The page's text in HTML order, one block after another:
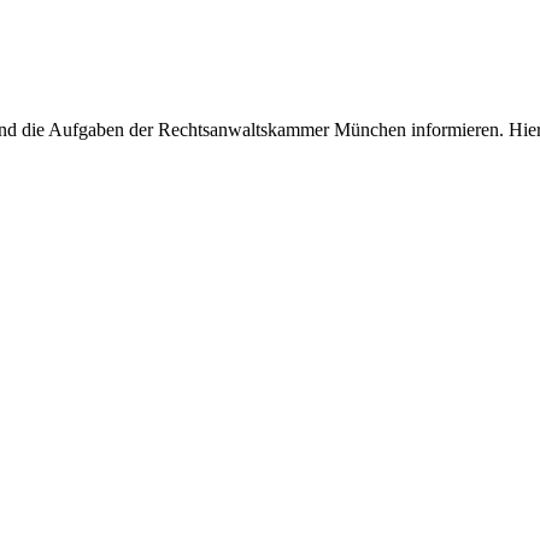
die Aufgaben der Rechtsanwaltskammer München informieren.